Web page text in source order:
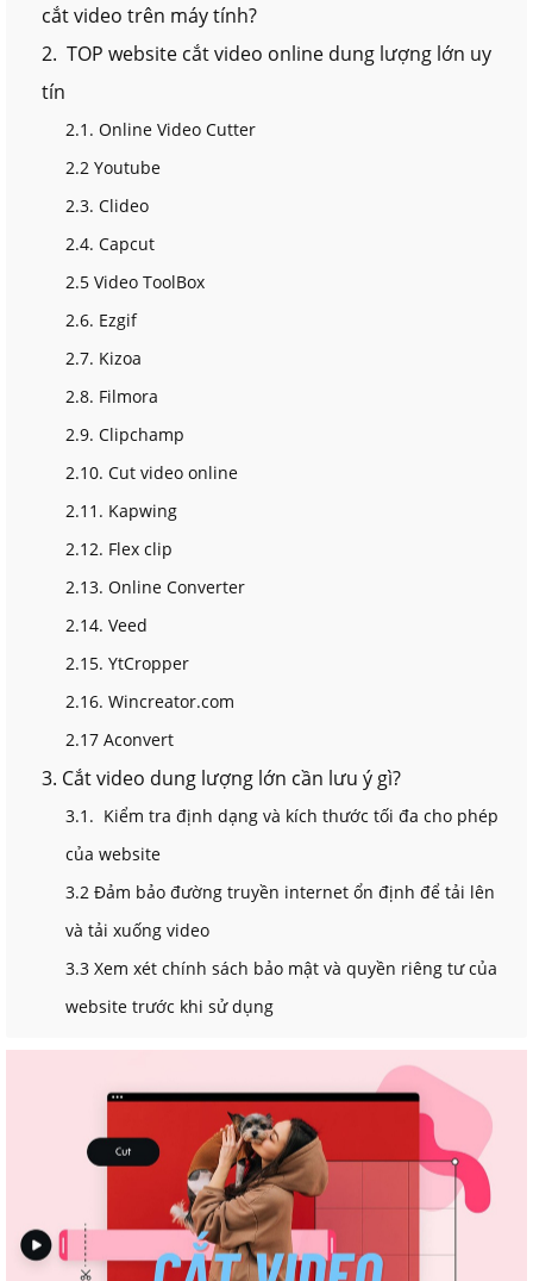
cắt video trên máy tính?
2. TOP website cắt video online dung lượng lớn uy
tín
2.1. Online Video Cutter
2.2 Youtube
2.3. Clideo
2.4. Capcut
2.5 Video ToolBox
2.6. Ezgif
2.7. Kizoa
2.8. Filmora
2.9. Clipchamp
2.10. Cut video online
2.11. Kapwing
2.12. Flex clip
2.13. Online Converter
2.14. Veed
2.15. YtCropper
2.16. Wincreator.com
2.17 Aconvert
3. Cắt video dung lượng lớn cần lưu ý gì?
3.1. Kiểm tra định dạng và kích thước tối đa cho phép
của website
3.2 Đảm bảo đường truyền internet ổn định để tải lên
và tải xuống video
3.3 Xem xét chính sách bảo mật và quyền riêng tư của
website trước khi sử dụng